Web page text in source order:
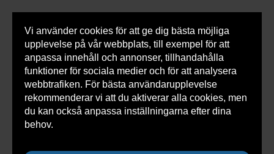
Vi använder cookies för att ge dig bästa möjliga
upplevelse på vår webbplats, till exempel för att
anpassa innehåll och annonser, tillhandahålla
funktioner för sociala medier och för att analysera
webbtrafiken. För bästa användarupplevelse
rekommenderar vi att du aktiverar alla cookies, men
du kan också anpassa inställningarna efter dina
behov.
0 varorSnabborder
Du
här:
Armatec > Produkter > Kyla > Kylkomponenter